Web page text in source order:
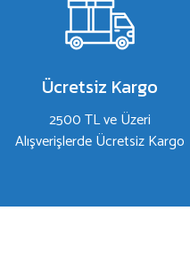
Ürün fiyatı diğer
Bu ürüne benzer
Ücretsiz Kargo
2500 TL ve Üzeri
Alışverişlerde Ücretsiz Kargo